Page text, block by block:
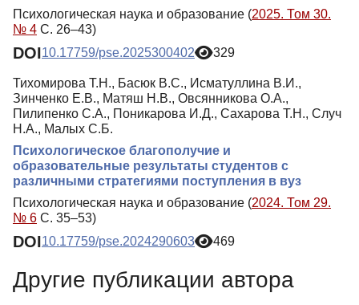
Психологическая наука и образование (2025. Том 30.
№ 4 С. 26–43)
DOI10.17759/pse.2025300402 329
Тихомирова Т.Н., Басюк В.С., Исматуллина В.И.,
Зинченко Е.В., Матяш Н.В., Овсянникова О.А.,
Пилипенко С.А., Поникарова И.Д., Сахарова Т.Н., Случ
Н.А., Малых С.Б.
Психологическое благополучие и
образовательные результаты студентов с
различными стратегиями поступления в вуз
Психологическая наука и образование (2024. Том 29.
№ 6 С. 35–53)
DOI10.17759/pse.2024290603 469
Другие публикации автора